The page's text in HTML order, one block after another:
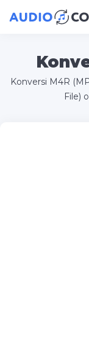
Konversi M4R
File)